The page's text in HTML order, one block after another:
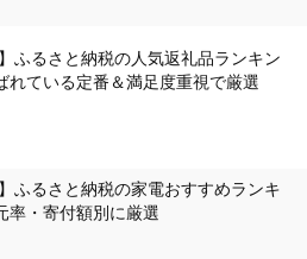
ふるさと納税の人気返礼品ランキン
れている定番＆満足度重視で厳選
ふるさと納税の家電おすすめランキ
率・寄付額別に厳選